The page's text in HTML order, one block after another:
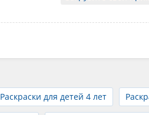
Раскраски для детей 4 лет